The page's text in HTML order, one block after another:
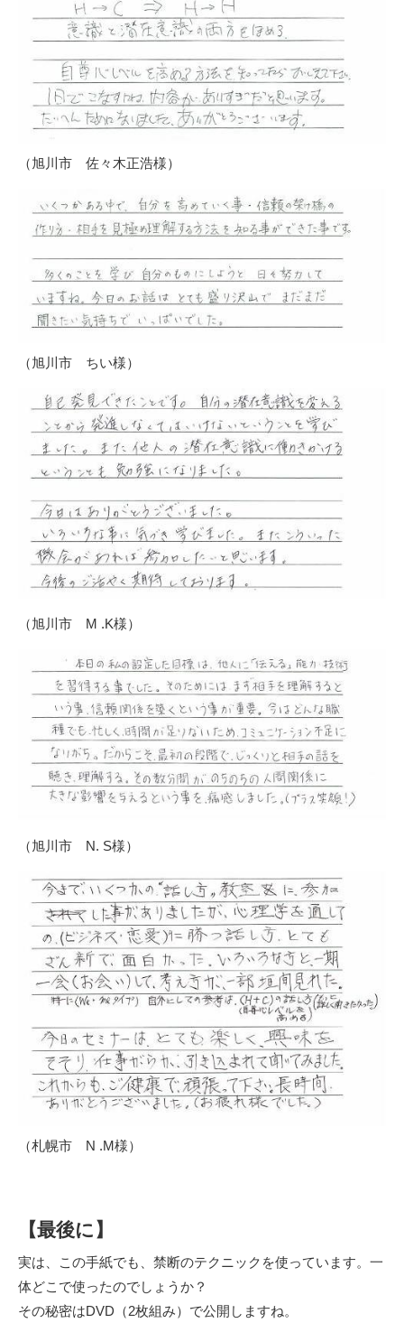
（旭川市 佐々木正浩様）
（旭川市 ちい様）
（旭川市 M .K様）
（旭川市 N. S様）
（札幌市 N .M様）
【最後に】
実は、この手紙でも、禁断のテクニックを使っています。一
体どこで使ったのでしょうか？
その秘密はDVD（2枚組み）で公開しますね。